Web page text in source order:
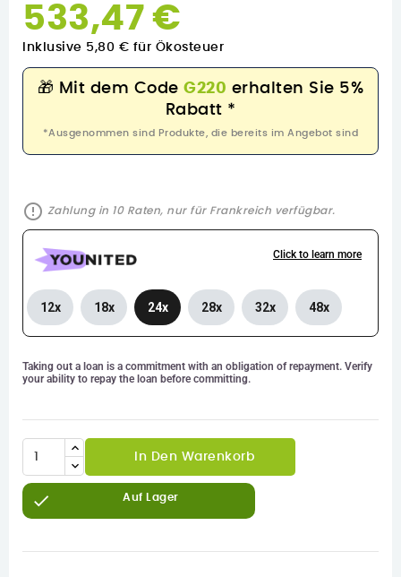
533,47 €
Inklusive 5,80 € für Ökosteuer
🎁 Mit dem CodeG220 erhalten Sie 5%
Rabatt *
*Ausgenommen sind Produkte, die bereits im Angebot sind
error_outline Zahlung in 10 Raten, nur für Frankreich verfügbar.
12x 18x 24x 28x 32x 48x
Click to learn more
Taking out a loan is a commitment with an obligation of repayment. Verify
your ability to repay the loan before committing.
In Den Warenkorb
 Auf Lager